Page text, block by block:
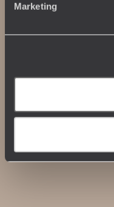
Marketing
Nos maisons
Le Steam Ship Sudan
La Villa Nomade